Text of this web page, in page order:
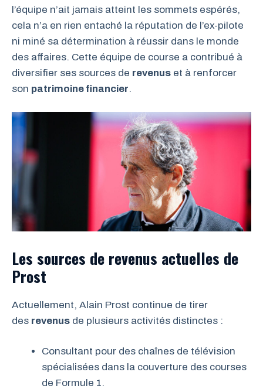
l’équipe n’ait jamais atteint les sommets espérés,
cela n’a en rien entaché la réputation de l’ex-pilote
ni miné sa détermination à réussir dans le monde
des affaires. Cette équipe de course a contribué à
diversifier ses sources de revenus et à renforcer
son patrimoine financier.
Les sources de revenus actuelles de
Prost
Actuellement, Alain Prost continue de tirer
des revenus de plusieurs activités distinctes :
Consultant pour des chaînes de télévision
spécialisées dans la couverture des courses
de Formule 1.